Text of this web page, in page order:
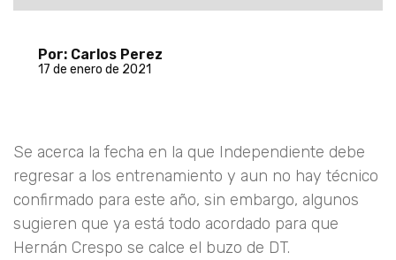
Por: Carlos Perez
17 de enero de 2021
Se acerca la fecha en la que Independiente debe
regresar a los entrenamiento y aun no hay técnico
confirmado para este año, sin embargo, algunos
sugieren que ya está todo acordado para que
Hernán Crespo se calce el buzo de DT.